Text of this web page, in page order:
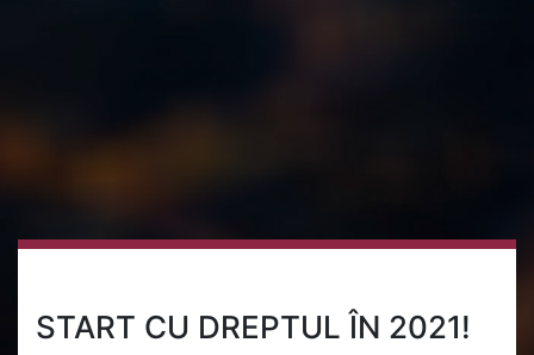
START CU DREPTUL ÎN 2021!